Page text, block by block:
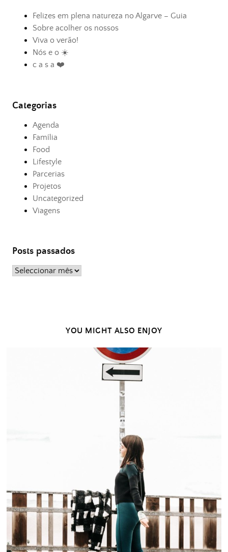
Felizes em plena natureza no Algarve – Guia
Sobre acolher os nossos
Viva o verão!
Nós e o ☀️
c a s a ❤️
Categorias
Agenda
Família
Food
Lifestyle
Parcerias
Projetos
Uncategorized
Viagens
Posts passados
Posts
YOU MIGHT ALSO ENJOY